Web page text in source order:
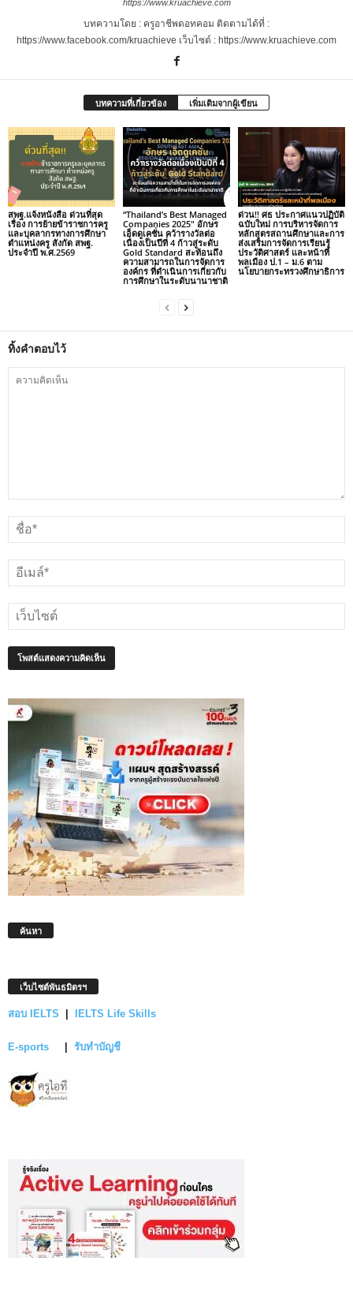
https://www.kruachieve.com
บทความโดย : ครูอาชีพดอทคอม ติดตามได้ที่ :
https://www.facebook.com/kruachieve เว็บไซต์ : https://www.kruachieve.com
บทความที่เกี่ยวข้อง เพิ่มเติมจากผู้เขียน
สพฐ.แจ้งหนังสือ ด่วนที่สุด
เรื่อง การย้ายข้าราชการครู
และบุคลากรทางการศึกษา
ตำแหน่งครู สังกัด สพฐ.
ประจำปี พ.ศ.2569
“Thailand’s Best Managed
Companies 2025″ อักษร
เอ็ดดูเคชั่น คว้ารางวัลต่อ
เนื่องเป็นปีที่ 4 ก้าวสู่ระดับ
Gold Standard สะท้อนถึง
ความสามารถในการจัดการ
องค์กร ที่ดำเนินการเกี่ยวกับ
การศึกษาในระดับนานาชาติ
ด่วน!! ศธ ประกาศแนวปฏิบัติ
ฉบับใหม่ การบริหารจัดการ
หลักสูตรสถานศึกษาและการ
ส่งเสริมการจัดการเรียนรู้
ประวัติศาสตร์ และหน้าที่
พลเมือง ป.1 – ม.6 ตาม
นโยบายกระทรวงศึกษาธิการ
ทิ้งคำตอบไว้
ค้นหา
เว็บไซต์พันธมิตรฯ
สอบ IELTS IELTS Life Skills
E-sports รับทำบัญชี